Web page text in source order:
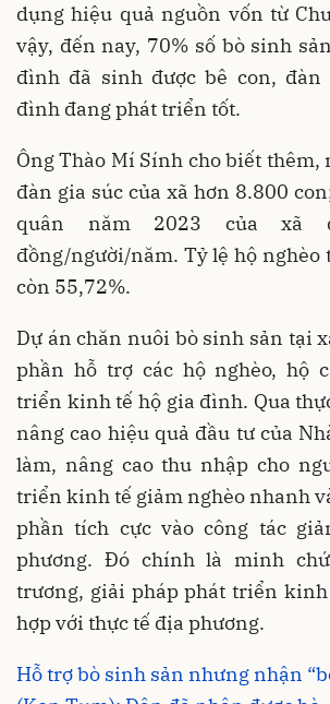
dụng hiệu quả nguồn vốn từ
vậy, đến nay, 70% số bò sinh
đình đã sinh được bê con, đàn
đình đang phát triển tốt.
Ông Thào Mí Sính cho biết thêm,
đàn gia súc của xã hơn 8.800
quân năm 2023 của xã
đồng/người/năm. Tỷ lệ hộ nghèo
còn 55,72%.
Dự án chăn nuôi bò sinh sản tại
phần hỗ trợ các hộ nghèo, hộ
triển kinh tế hộ gia đình. Qua
nâng cao hiệu quả đầu tư của
làm, nâng cao thu nhập cho
triển kinh tế giảm nghèo nhanh
phần tích cực vào công tác
phương. Đó chính là minh
trương, giải pháp phát triển
hợp với thực tế địa phương.
Hỗ trợ bò sinh sản nhưng nhận